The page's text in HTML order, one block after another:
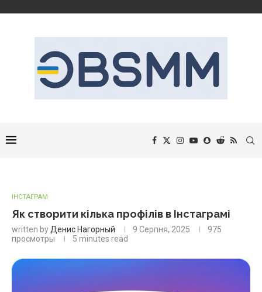
ІНСТАГРАМ
Як створити кілька профілів в Інстаграмі
written by Денис Нагорный 9 Серпня, 2025
975
просмотры
5 minutes read